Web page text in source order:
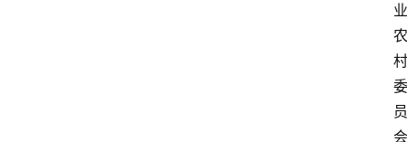
业
农
村
委
员
会